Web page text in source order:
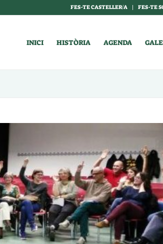
FES-TE CASTELLER/A FES-TE
INICI HISTÒRIA AGENDA